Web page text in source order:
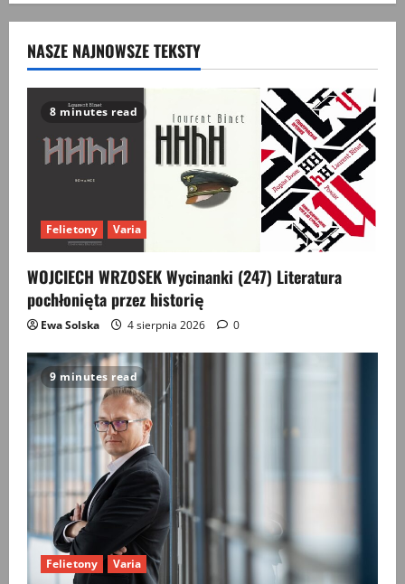
NASZE NAJNOWSZE TEKSTY
8 minutes read
Felietony Varia
WOJCIECH WRZOSEK Wycinanki (247) Literatura
pochłonięta przez historię
Ewa Solska 4 sierpnia 2026 0
9 minutes read
Felietony Varia